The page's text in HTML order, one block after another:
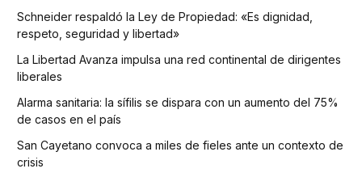
Schneider respaldó la Ley de Propiedad: «Es dignidad,
respeto, seguridad y libertad»
La Libertad Avanza impulsa una red continental de dirigentes
liberales
Alarma sanitaria: la sífilis se dispara con un aumento del 75%
de casos en el país
San Cayetano convoca a miles de fieles ante un contexto de
crisis